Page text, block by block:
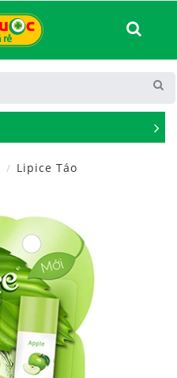
See
Lipice Táo